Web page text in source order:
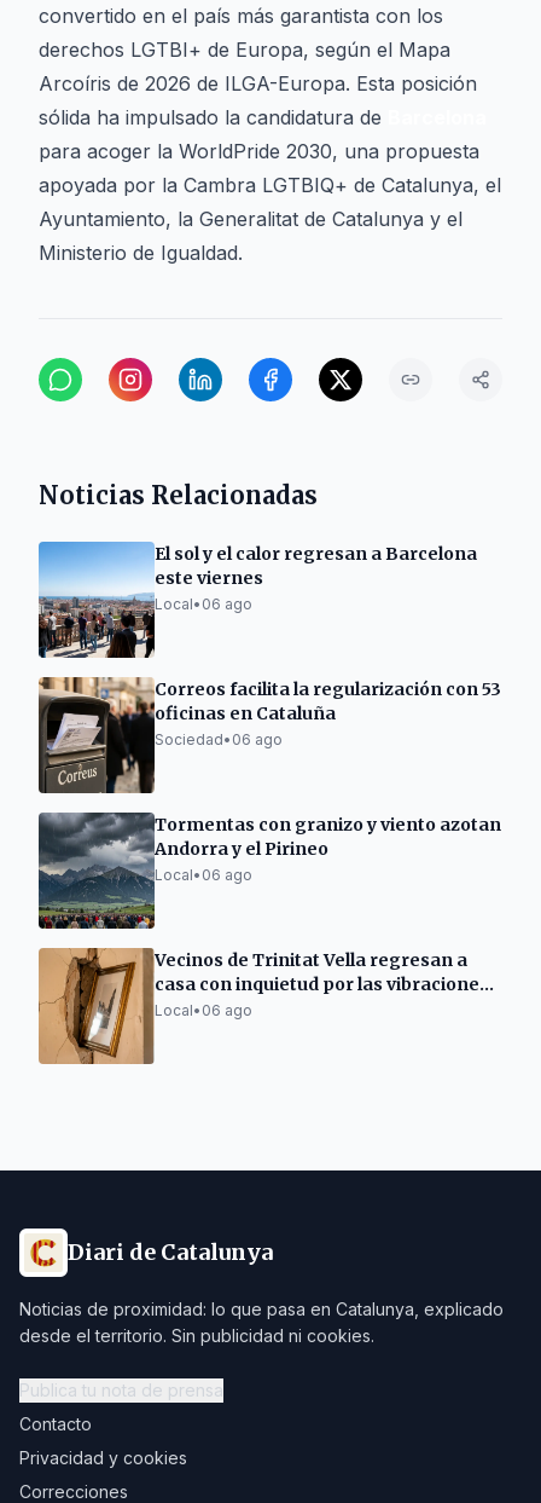
convertido en el país más garantista con los
derechos LGTBI+ de Europa, según el Mapa
Arcoíris de 2026 de ILGA-Europa. Esta posición
sólida ha impulsado la candidatura de
para acoger la WorldPride 2030, una propuesta
apoyada por la Cambra LGTBIQ+ de Catalunya, el
Ayuntamiento, la Generalitat de Catalunya y el
Ministerio de Igualdad.
Noticias Relacionadas
El sol y el calor regresan a Barcelona
este viernes
Local• 06 ago
Correos facilita la regularización con 53
oficinas en Cataluña
Sociedad• 06 ago
Tormentas con granizo y viento azotan
Andorra y el Pirineo
Local• 06 ago
Vecinos de Trinitat Vella regresan a
casa con inquietud por las vibraciones
de las obras de Adif
Local• 06 ago
Diari de Catalunya
Noticias de proximidad: lo que pasa en Catalunya, explicado
desde el territorio. Sin publicidad ni cookies.
Publica tu nota de prensa
Contacto
Privacidad y cookies
Correcciones